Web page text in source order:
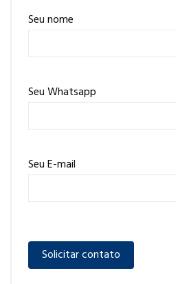
Seu nome
Seu Whatsapp
Seu E-mail